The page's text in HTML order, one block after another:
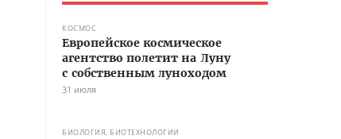
КОСМОС
Европейское космическое
агентство полетит на Луну
с собственным луноходом
31 июля
БИОЛОГИЯ, БИОТЕХНОЛОГИИ